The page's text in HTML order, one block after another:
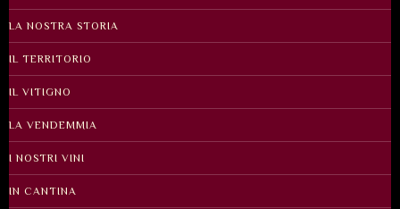
LA NOSTRA STORIA
IL TERRITORIO
IL VITIGNO
LA VENDEMMIA
I NOSTRI VINI
IN CANTINA